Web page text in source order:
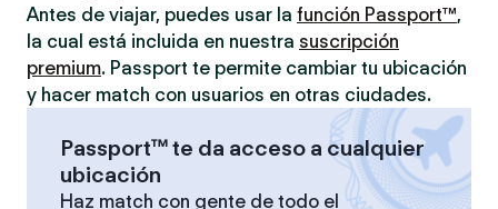
Antes de viajar, puedes usar la función Passport™,
la cual está incluida en nuestra suscripción
premium. Passport te permite cambiar tu ubicación
y hacer match con usuarios en otras ciudades.
Passport™ te da acceso a cualquier
ubicación
Haz match con gente de todo el